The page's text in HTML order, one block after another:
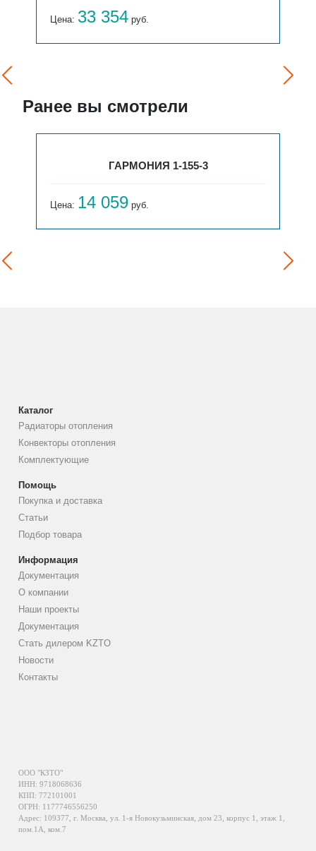
Цена:20 189
Ранее вы смотрели
ГАРМОНИЯ 1-155-4
Цена:15 654руб.
Каталог
Радиаторы отопления
Конвекторы отопления
Комплектующие
Помощь
Покупка и доставка
Статьи
Подбор товара
Информация
Документация
О компании
Наши проекты
Документация
Стать дилером KZTO
Новости
Контакты
ООО "КЗТО"
ИНН: 9718068636
КПП: 772101001
ОГРН: 1177746556250
Адрес: 109377, г. Москва, ул. 1-я Новокузьминская, дом 23, корпус 1, этаж 1,
пом.1А, ком.7